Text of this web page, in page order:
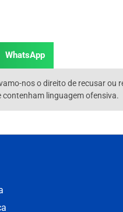
WhatsApp
nos o direito de recusar ou
linguagem ofensiva.